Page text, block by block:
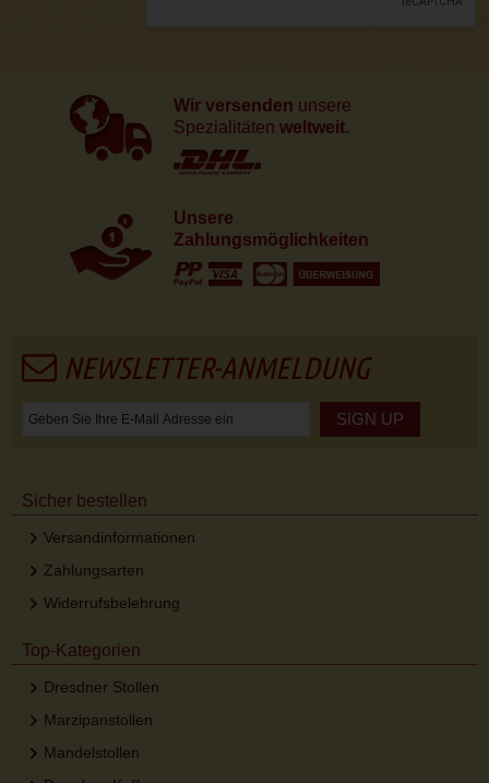
Wir versenden unsere
Spezialitäten weltweit.
Unsere
Zahlungsmöglichkeiten
NEWSLETTER-ANMELDUNG
SIGN UP
Sicher bestellen
Versandinformationen
Zahlungsarten
Widerrufsbelehrung
Top-Kategorien
Dresdner Stollen
Marzipanstollen
Mandelstollen